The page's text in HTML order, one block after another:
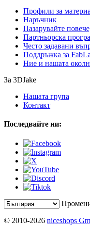
Профили за
Наръчник
Пазарувайте
Партньорска
Често задавани
Поддръжка за
Ние и нашата
За 3DJake
Нашата група
Контакт
Последвайте ни:
© 2010-2026 niceshops